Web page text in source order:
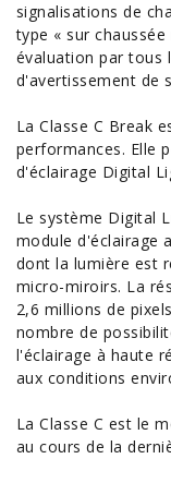
signalisations de
type « sur
évaluation par tous
d'avertissement de
La Classe C Break
performances. Elle
d'éclairage Digital
Le système Digital
module d'éclairage
dont la lumière est
micro-miroirs. La
2,6 millions de
nombre de
l'éclairage à haute
aux conditions
La Classe C est le
au cours de la